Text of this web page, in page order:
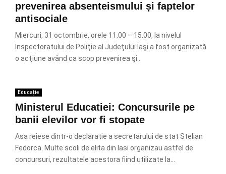
prevenirea absenteismului și faptelor
antisociale
Miercuri, 31 octombrie, orele 11.00 – 15.00, la nivelul
Inspectoratului de Poliţie al Judeţului Iaşi a fost organizată
o acţiune având ca scop prevenirea şi...
Educație
Ministerul Educatiei: Concursurile pe
banii elevilor vor fi stopate
Asa reiese dintr-o declaratie a secretarului de stat Stelian
Fedorca. Multe scoli de elita din Iasi organizau astfel de
concursuri, rezultatele acestora fiind utilizate la...